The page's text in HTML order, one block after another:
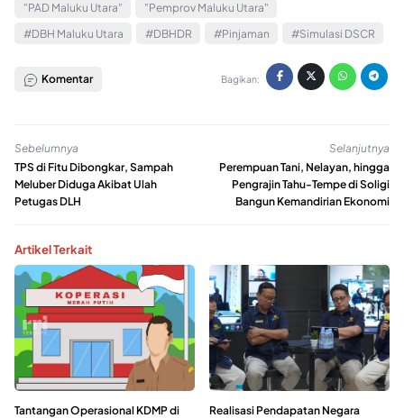
"PAD Maluku Utara"
"Pemprov Maluku Utara"
#DBH Maluku Utara
#DBHDR #Pinjaman #Simulasi DSCR
Komentar Bagikan:
Sebelumnya
TPS di Fitu Dibongkar, Sampah
Meluber Diduga Akibat Ulah
Petugas DLH
Selanjutnya
Perempuan Tani, Nelayan, hingga
Pengrajin Tahu-Tempe di Soligi
Bangun Kemandirian Ekonomi
Artikel Terkait
Tantangan Operasional KDMP di
Realisasi Pendapatan Negara